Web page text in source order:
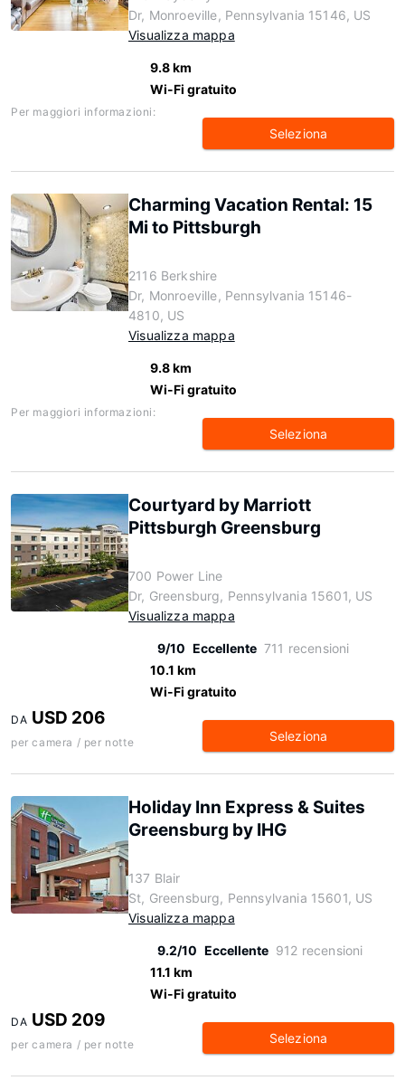
Dr, Monroeville, Pennsylvania 15146, US
Visualizza mappa
9.8 km
Wi-Fi gratuito
Per maggiori informazioni:
Seleziona
Charming Vacation Rental: 15
Mi to Pittsburgh
2116 Berkshire
Dr, Monroeville, Pennsylvania 15146-
4810, US
Visualizza mappa
9.8 km
Wi-Fi gratuito
Per maggiori informazioni:
Seleziona
Courtyard by Marriott
Pittsburgh Greensburg
700 Power Line
Dr, Greensburg, Pennsylvania 15601, US
Visualizza mappa
9/10 Eccellente 711 recensioni
10.1 km
Wi-Fi gratuito
DA USD 206
per camera / per notte Seleziona
Holiday Inn Express & Suites
Greensburg by IHG
137 Blair
St, Greensburg, Pennsylvania 15601, US
Visualizza mappa
9.2/10 Eccellente 912 recensioni
11.1 km
Wi-Fi gratuito
DA USD 209
per camera / per notte Seleziona